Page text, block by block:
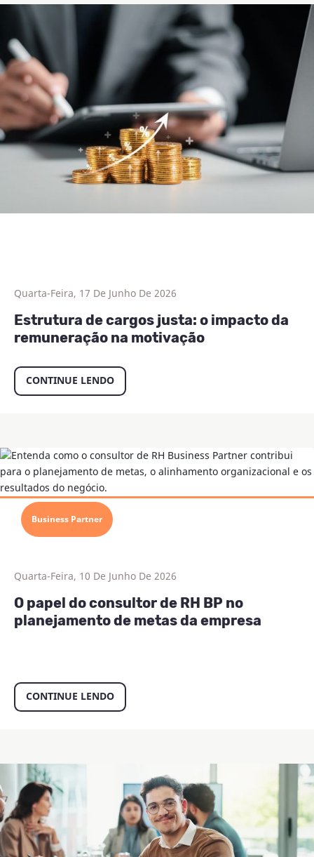
Quarta-Feira, 17 De Junho De 2026
Estrutura de cargos justa: o impacto da
remuneração na motivação
CONTINUE LENDO
Business Partner
Quarta-Feira, 10 De Junho De 2026
O papel do consultor de RH BP no
planejamento de metas da empresa
CONTINUE LENDO